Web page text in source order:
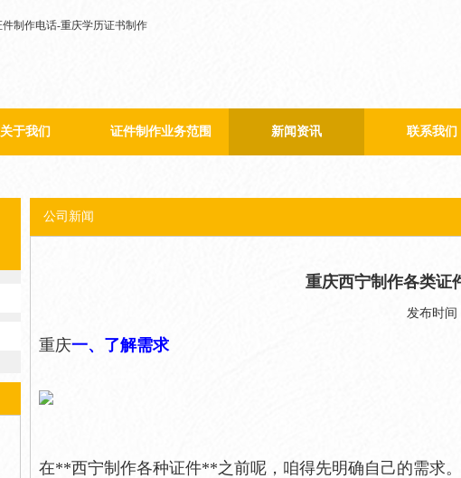
关于我们 证件制作业务范围 新闻资讯 联系我们
公司新闻
重庆西宁制作各类证
发布时间
重庆一、了解需求
在**西宁制作各种证件**之前呢，咱得先明确自己的需求